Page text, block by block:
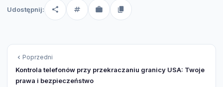
Udostępnij:
Poprzedni
Kontrola telefonów przy przekraczaniu granicy USA: Twoje
prawa i bezpieczeństwo